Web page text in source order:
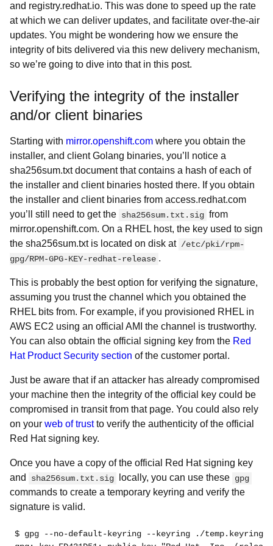
and registry.redhat.io. This was done to speed up the rate
at which we can deliver updates, and facilitate over-the-air
updates. You might be wondering how we ensure the
integrity of bits delivered via this new delivery mechanism,
so we’re going to dive into that in this post.
Verifying the integrity of the installer
and/or client binaries
Starting with mirror.openshift.com where you obtain the
installer, and client Golang binaries, you’ll notice a
sha256sum.txt document that contains a hash of each of
the installer and client binaries hosted there. If you obtain
the installer and client binaries from access.redhat.com
you’ll still need to get the sha256sum.txt.sig from
mirror.openshift.com. On a RHEL host, the key used to sign
the sha256sum.txt is located on disk at /etc/pki/rpm-
gpg/RPM-GPG-KEY-redhat-release .
This is probably the best option for verifying the signature,
assuming you trust the channel which you obtained the
RHEL bits from. For example, if you provisioned RHEL in
AWS EC2 using an official AMI the channel is trustworthy.
You can also obtain the official signing key from the Red
Hat Product Security section of the customer portal.
Just be aware that if an attacker has already compromised
your machine then the integrity of the official key could be
compromised in transit from that page. You could also rely
on your web of trustto verify the authenticity of the official
Red Hat signing key.
Once you have a copy of the official Red Hat signing key
and
sha256sum.txt.sig locally, you can use these gpg
commands to create a temporary keyring and verify the
signature is valid.
$ gpg --no-default-keyring --keyring ./temp.keyring --